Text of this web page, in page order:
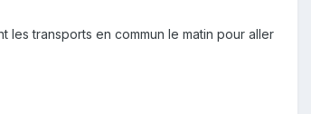
les transports en commun le matin pour aller